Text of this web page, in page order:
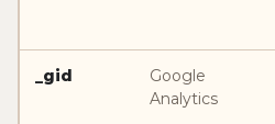
_gid
Google
Analytics